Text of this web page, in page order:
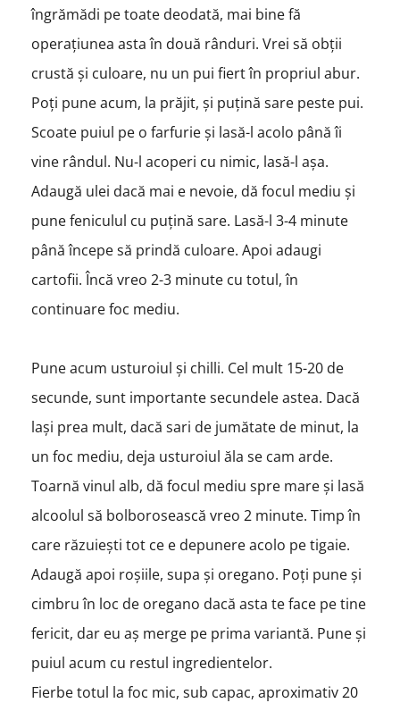
îngrămădi pe toate deodată, mai bine fă
operațiunea asta în două rânduri. Vrei să obții
crustă și culoare, nu un pui fiert în propriul abur.
Poți pune acum, la prăjit, și puțină sare peste pui.
Scoate puiul pe o farfurie și lasă-l acolo până îi
vine rândul. Nu-l acoperi cu nimic, lasă-l așa.
Adaugă ulei dacă mai e nevoie, dă focul mediu și
pune feniculul cu puțină sare. Lasă-l 3-4 minute
până începe să prindă culoare. Apoi adaugi
cartofii. Încă vreo 2-3 minute cu totul, în
continuare foc mediu.
Pune acum usturoiul și chilli. Cel mult 15-20 de
secunde, sunt importante secundele astea. Dacă
lași prea mult, dacă sari de jumătate de minut, la
un foc mediu, deja usturoiul ăla se cam arde.
Toarnă vinul alb, dă focul mediu spre mare și lasă
alcoolul să bolborosească vreo 2 minute. Timp în
care răzuiești tot ce e depunere acolo pe tigaie.
Adaugă apoi roșiile, supa și oregano. Poți pune și
cimbru în loc de oregano dacă asta te face pe tine
fericit, dar eu aș merge pe prima variantă. Pune și
puiul acum cu restul ingredientelor.
Fierbe totul la foc mic, sub capac, aproximativ 20